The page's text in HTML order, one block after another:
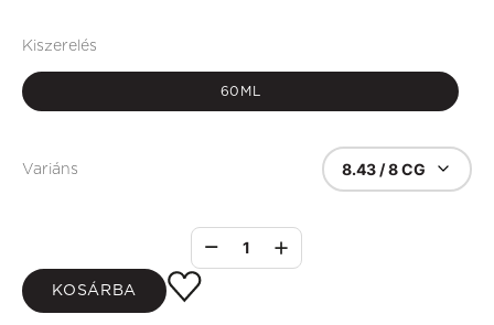
Kiszerelés
60ML
Variáns 8.43 / 8 CG
1
KOSÁRBA